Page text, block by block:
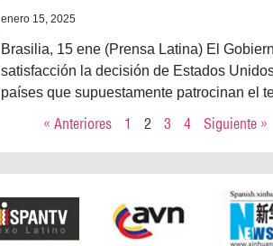
enero 15, 2025
Brasilia, 15 ene (Prensa Latina) El
satisfacción la decisión de Estados
países que supuestamente patrocinan el
« Anteriores 1 2 3 4 Siguiente »